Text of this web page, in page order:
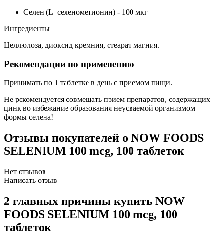
Селен (L–селенометионин) - 100 мкг
Ингредиенты
Целлюлоза, диоксид кремния, стеарат магния.
Рекомендации по применению
Принимать по 1 таблетке в день с приемом пищи.
Не рекомендуется совмещать прием препаратов, содержащих
цинк во избежание образования неусваемой организмом
формы селена!
Отзывы покупателей о NOW FOODS
SELENIUM 100 mcg, 100 таблеток
Нет отзывов
Написать отзыв
2 главных причины купить NOW
FOODS SELENIUM 100 mcg, 100
таблеток